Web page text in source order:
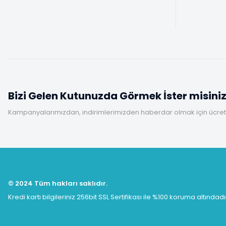
Bizi Gelen Kutunuzda Görmek İster
Kampanyalarımızdan, indirimlerimizden haberdar olmak için
© 2024 Tüm hakları saklıdır.
Kredi kartı bilgileriniz 256bit SSL Sertifikası ile %100 koruma